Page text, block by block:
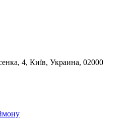
4, Київ, Украина, 02000